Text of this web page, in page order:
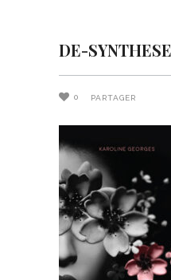
DE-SYNTHESE
0 PARTAGER